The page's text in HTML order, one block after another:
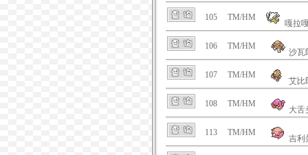
105 TM/HM
嘎拉
106 TM/HM
沙瓦
107 TM/HM
艾比
108 TM/HM
大舌
113 TM/HM
吉利